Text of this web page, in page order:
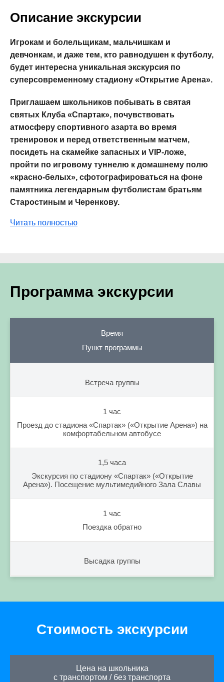
Описание экскурсии
Игрокам и болельщикам, мальчишкам и
девчонкам, и даже тем, кто равнодушен к футболу,
будет интересна уникальная экскурсия по
суперсовременному стадиону «Открытие Арена».
Приглашаем школьников побывать в святая
святых Клуба «Спартак», почувствовать
атмосферу спортивного азарта во время
тренировок и перед ответственным матчем,
посидеть на скамейке запасных и VIP-ложе,
пройти по игровому туннелю к домашнему полю
«красно-белых», сфотографироваться на фоне
памятника легендарным футболистам братьям
Старостиным и Черенкову.
Читать полностью
Программа экскурсии
Время
Пункт программы
Встреча группы
1 час
Проезд до стадиона «Спартак» («Открытие Арена») на
комфортабельном автобусе
1,5 часа
Экскурсия по стадиону «Спартак» («Открытие
Арена»). Посещение мультимедийного Зала Славы
1 час
Поездка обратно
Высадка группы
Стоимость экскурсии
Цена на школьника
с транспортом / без транспорта